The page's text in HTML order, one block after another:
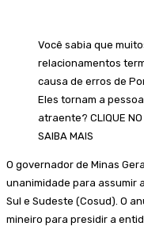
Você sabia que
relacionamentos
causa de erros de
Eles tornam a
atraente? CLIQUE NO
SAIBA MAIS
O governador de Minas
unanimidade para assumir
Sul e Sudeste (Cosud). O
mineiro para presidir a